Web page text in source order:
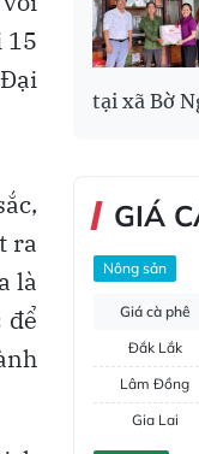
15
ra
là
để
tại xã Bờ
GIÁ
Nông sản
Giá cà phê
Đắk Lắk
Lâm Đồng
Gia Lai